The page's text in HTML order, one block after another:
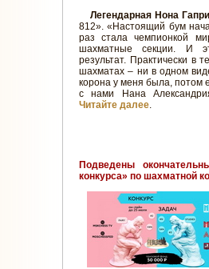
Легендарная Нона
812». «Настоящий бум
раз стала чемпионкой
шахматные секции. И
результат. Практически в
шахматах – ни в одном
корона у меня была, потом
с нами Нана
Читайте далее.
Подведены
конкурса» по шахматной